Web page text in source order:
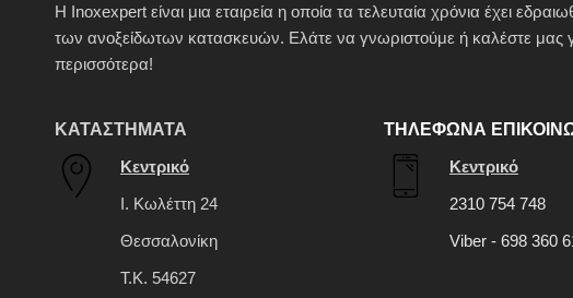
H Inoxexpert είναι μια εταιρεία η οποία τα τελευταία χρόνια έχει
των ανοξείδωτων κατασκευών. Ελάτε να γνωριστούμε ή καλέστε μας
περισσότερα!
ΚΑΤΑΣΤΗΜΑΤΑ
Κεντρικό
Ι. Κωλέττη 24
Θεσσαλονίκη
Τ.Κ. 54627
ΤΗΛΕΦΩΝΑ
Κεντρικό
2310 754 748
Viber - 698 360